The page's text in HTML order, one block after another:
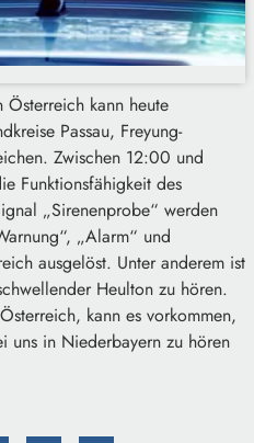
Österreich kann heute
Passau, Freyung-
Zwischen 12:00 und
Funktionsfähigkeit des
„Sirenenprobe“ werden
„Alarm“ und
ausgelöst. Unter anderem ist
Heulton zu hören.
kann es vorkommen,
uns in Niederbayern zu hören